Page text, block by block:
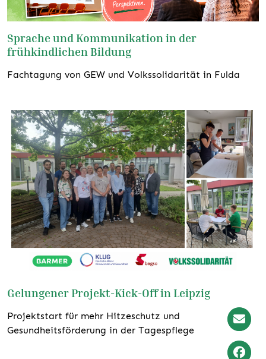
Sprache und Kommunikation in der
frühkindlichen Bildung
Fachtagung von GEW und Volkssolidarität in Fulda
Gelungener Projekt-Kick-Off in Leipzig
Projektstart für mehr Hitzeschutz und
Gesundheitsförderung in der Tagespflege